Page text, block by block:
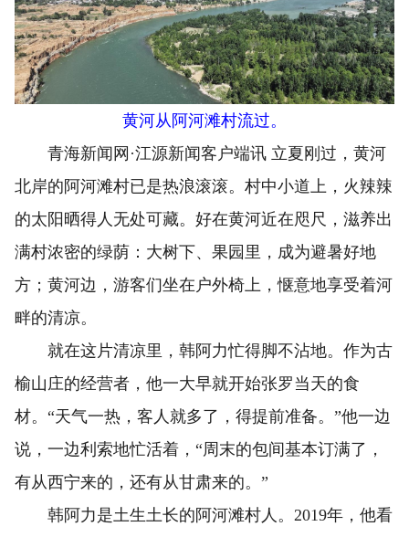
黄河从阿河滩村流过。
青海新闻网·江源新闻客户端讯 立夏刚过，黄河
北岸的阿河滩村已是热浪滚滚。村中小道上，火辣辣
的太阳晒得人无处可藏。好在黄河近在咫尺，滋养出
满村浓密的绿荫：大树下、果园里，成为避暑好地
方；黄河边，游客们坐在户外椅上，惬意地享受着河
畔的清凉。
就在这片清凉里，韩阿力忙得脚不沾地。作为古
榆山庄的经营者，他一大早就开始张罗当天的食
材。“天气一热，客人就多了，得提前准备。”他一边
说，一边利索地忙活着，“周末的包间基本订满了，
有从西宁来的，还有从甘肃来的。”
韩阿力是土生土长的阿河滩村人。2019年，他看